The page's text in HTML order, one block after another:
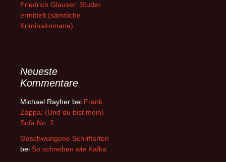
Friedrich Glauser: Studer
ermittelt (sämtliche
Kriminalromane)
Neueste
Kommentare
Michael Rayher bei Frank
Zappa: (Und du bist mein)
Sofa No. 2
Geschwungene Schriftarten
bei So schreiben wie Kafka